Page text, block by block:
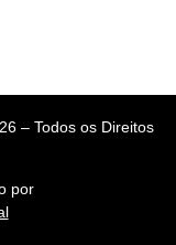
– Todos os Direitos
por